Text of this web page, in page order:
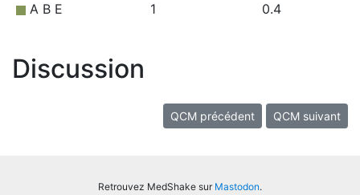
A B E
1 0.4
Discussion
QCM précédent QCM suivant
Retrouvez MedShake sur Mastodon.